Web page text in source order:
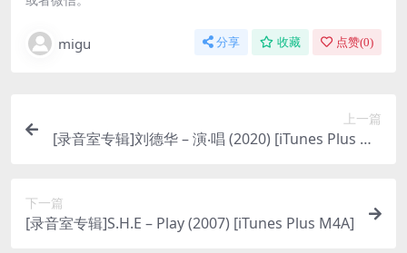
migu 分享 收藏 点赞(0)
上一篇
[录音室专辑]刘德华 – 演‧唱 (2020) [iTunes Plus M4
下一篇
[录音室专辑]S.H.E – Play (2007) [iTunes Plus M4A]